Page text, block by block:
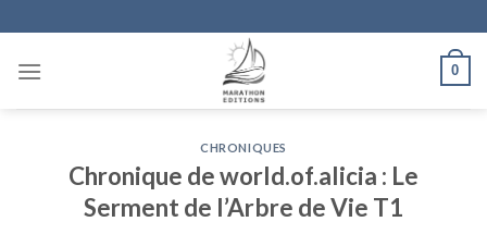
to
content
0
CHRONIQUES
Chronique de world.of.alicia : Le
Serment de l’Arbre de Vie T1